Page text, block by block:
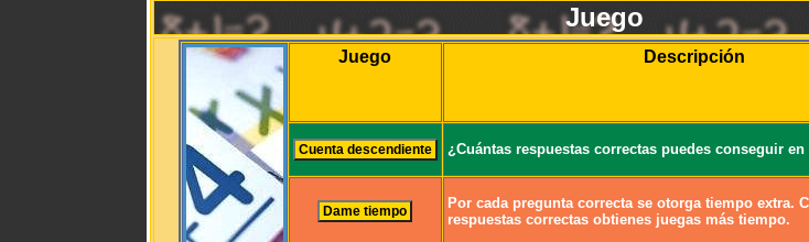
Juego
Juego Descripción
¿Cuántas respuestas correctas puedes conseguir
Por cada pregunta correcta se otorga tiempo extra.
respuestas correctas obtienes juegas más tiempo.